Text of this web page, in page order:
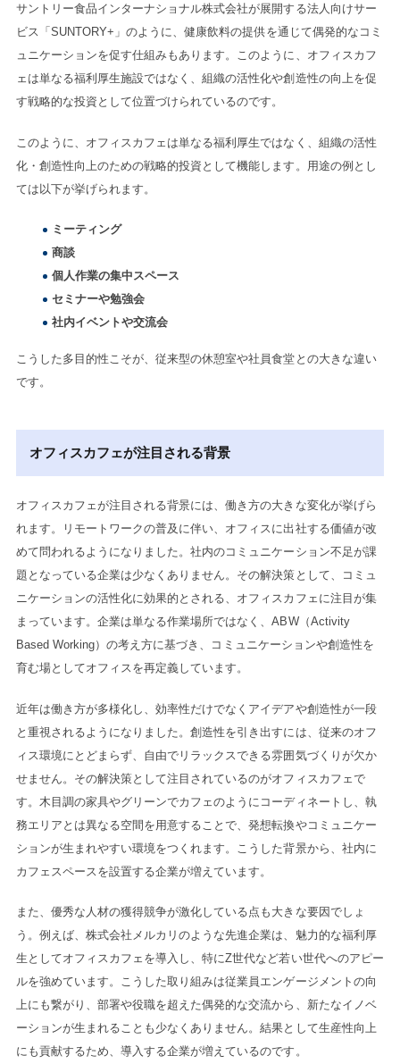
サントリー食品インターナショナル株式会社が展開する法人向けサー
ビス「SUNTORY+」のように、健康飲料の提供を通じて偶発的なコミ
ュニケーションを促す仕組みもあります。このように、オフィスカフ
ェは単なる福利厚生施設ではなく、組織の活性化や創造性の向上を促
す戦略的な投資として位置づけられているのです。
このように、オフィスカフェは単なる福利厚生ではなく、組織の活性
化・創造性向上のための戦略的投資として機能します。用途の例とし
ては以下が挙げられます。
ミーティング
商談
個人作業の集中スペース
セミナーや勉強会
社内イベントや交流会
こうした多目的性こそが、従来型の休憩室や社員食堂との大きな違い
です。
オフィスカフェが注目される背景
オフィスカフェが注目される背景には、働き方の大きな変化が挙げら
れます。リモートワークの普及に伴い、オフィスに出社する価値が改
めて問われるようになりました。社内のコミュニケーション不足が課
題となっている企業は少なくありません。その解決策として、コミュ
ニケーションの活性化に効果的とされる、オフィスカフェに注目が集
まっています。企業は単なる作業場所ではなく、ABW（Activity
Based Working）の考え方に基づき、コミュニケーションや創造性を
育む場としてオフィスを再定義しています。
近年は働き方が多様化し、効率性だけでなくアイデアや創造性が一段
と重視されるようになりました。創造性を引き出すには、従来のオフ
ィス環境にとどまらず、自由でリラックスできる雰囲気づくりが欠か
せません。その解決策として注目されているのがオフィスカフェで
す。木目調の家具やグリーンでカフェのようにコーディネートし、執
務エリアとは異なる空間を用意することで、発想転換やコミュニケー
ションが生まれやすい環境をつくれます。こうした背景から、社内に
カフェスペースを設置する企業が増えています。
また、優秀な人材の獲得競争が激化している点も大きな要因でしょ
う。例えば、株式会社メルカリのような先進企業は、魅力的な福利厚
生としてオフィスカフェを導入し、特にZ世代など若い世代へのアピー
ルを強めています。こうした取り組みは従業員エンゲージメントの向
上にも繋がり、部署や役職を超えた偶発的な交流から、新たなイノベ
ーションが生まれることも少なくありません。結果として生産性向上
にも貢献するため、導入する企業が増えているのです。